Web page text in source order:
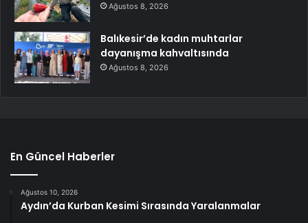
Ağustos 8, 2026
Balıkesir’de kadın muhtarlar
dayanışma kahvaltısında
Ağustos 8, 2026
En Güncel Haberler
Ağustos 10, 2026
Aydın’da Kurban Kesimi Sırasında Yaralanmalar